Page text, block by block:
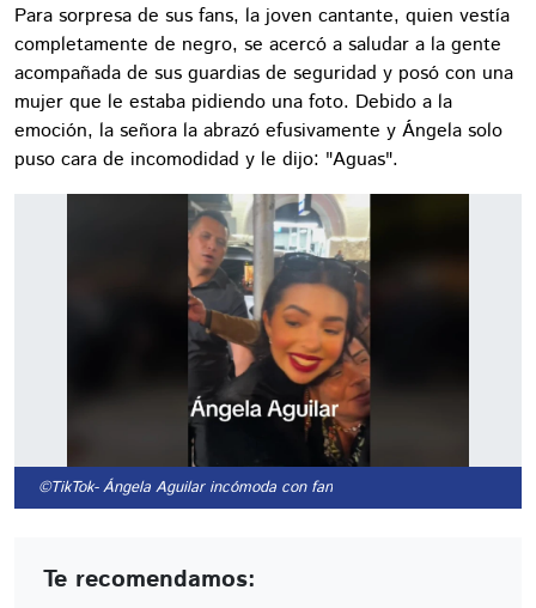
Para sorpresa de sus fans, la joven cantante, quien vestía
completamente de negro, se acercó a saludar a la gente
acompañada de sus guardias de seguridad y posó con una
mujer que le estaba pidiendo una foto. Debido a la
emoción, la señora la abrazó efusivamente y Ángela solo
puso cara de incomodidad y le dijo: "Aguas".
©TikTok- Ángela Aguilar incómoda con fan
Te recomendamos: